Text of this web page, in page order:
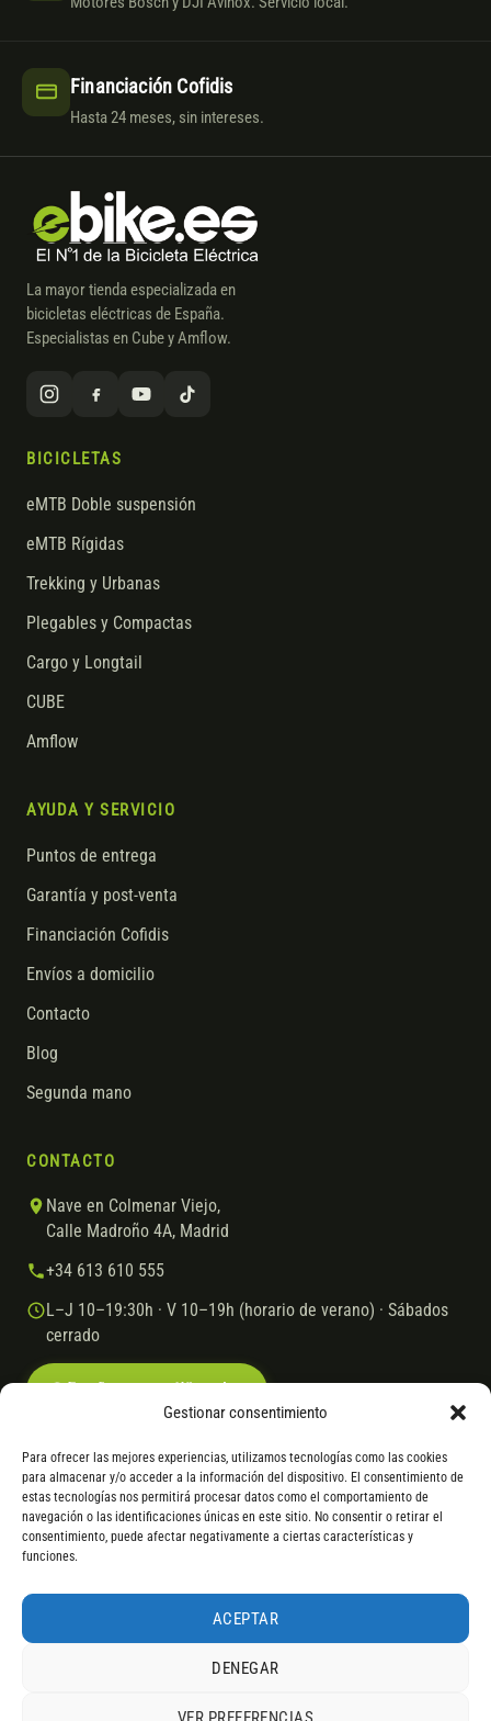
Gestionar consentimiento
Para ofrecer las mejores experiencias, utilizamos tecnologías como las cookies
para almacenar y/o acceder a la información del dispositivo. El consentimiento de
estas tecnologías nos permitirá procesar datos como el comportamiento de
navegación o las identificaciones únicas en este sitio. No consentir o retirar el
consentimiento, puede afectar negativamente a ciertas características y
funciones.
ACEPTAR
DENEGAR
Financiación Cofidis
Hasta 24 meses, sin intereses.
La mayor tienda especializada en
bicicletas eléctricas de España.
Especialistas en Cube y Amflow.
BICICLETAS
eMTB Doble suspensión
eMTB Rígidas
Trekking y Urbanas
Plegables y Compactas
Cargo y Longtail
CUBE
Amflow
AYUDA Y SERVICIO
Puntos de entrega
Garantía y post-venta
Financiación Cofidis
Envíos a domicilio
Contacto
Blog
Segunda mano
CONTACTO
Nave en Colmenar Viejo,
Calle Madroño 4A, Madrid
+34 613 610 555
L–J 10–19:30h · V 10–19h (horario de verano) · Sábados
cerrado
© 2026 Ebike.esAviso legal Política de cookies
VISA Mastercard Transferencia Cofidis
* Financiación instantánea con Cofidis hasta 6.000 € sin intereses.
Gasto de apertura: 4% hasta 18 meses y 7% a 24 meses. Consulta
* Los modelos con entrega inmediata se envían 24 h laborables tras el